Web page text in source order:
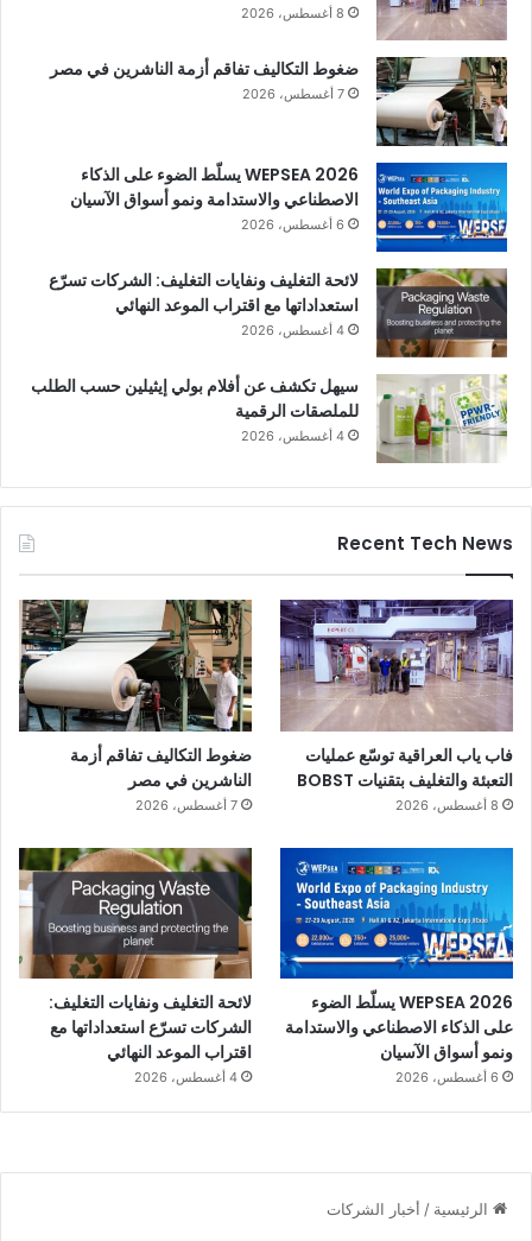
8 أغسطس، 2026
ضغوط التكاليف تفاقم أزمة الناشرين في مصر
7 أغسطس، 2026
WEPSEA 2026 يسلّط الضوء على الذكاء
الاصطناعي والاستدامة ونمو أسواق الآسيان
6 أغسطس، 2026
لائحة التغليف ونفايات التغليف: الشركات تسرّع
استعداداتها مع اقتراب الموعد النهائي
4 أغسطس، 2026
سيهل تكشف عن أفلام بولي إيثيلين حسب الطلب
للملصقات الرقمية
4 أغسطس، 2026
Recent Tech News
فاب ياب العراقية توسّع عمليات
التعبئة والتغليف بتقنيات BOBST
8 أغسطس، 2026
ضغوط التكاليف تفاقم أزمة
الناشرين في مصر
7 أغسطس، 2026
WEPSEA 2026 يسلّط الضوء
على الذكاء الاصطناعي والاستدامة
ونمو أسواق الآسيان
6 أغسطس، 2026
لائحة التغليف ونفايات التغليف:
الشركات تسرّع استعداداتها مع
اقتراب الموعد النهائي
4 أغسطس، 2026